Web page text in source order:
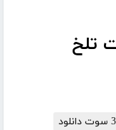
تلخ
3 سوت دانلود